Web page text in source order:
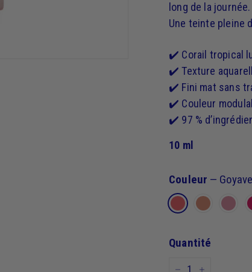
long de la journée.
Une teinte pleine
✔️ Corail tropical
✔️ Texture
✔️ Fini mat sans
✔️ Couleur
✔️ 97 %
10 ml
Couleur —
Quantité